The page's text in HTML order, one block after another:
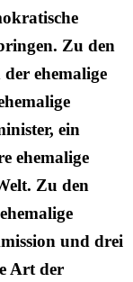
Zu den
ehemalige
ein
ehemalige
Zu den
und drei
Art der